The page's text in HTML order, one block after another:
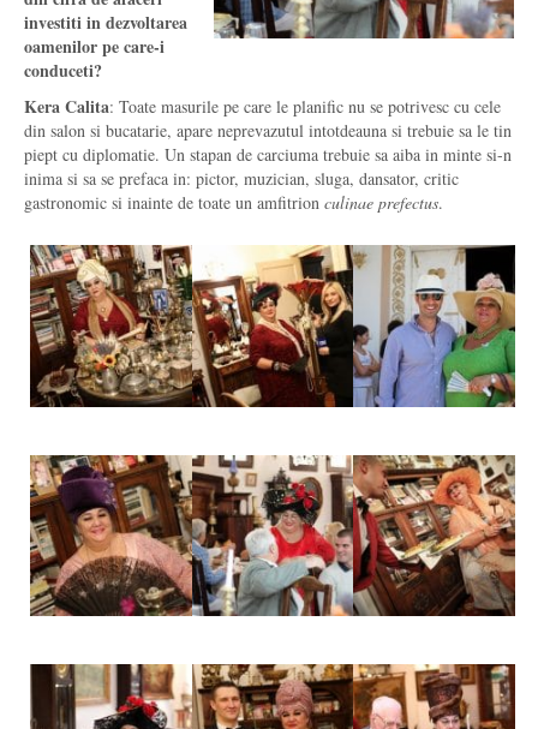
investiti in dezvoltarea
oamenilor pe care-i
conduceti?
Kera Calita: Toate masurile pe care le planific nu se potrivesc cu cele
din salon si bucatarie, apare neprevazutul intotdeauna si trebuie sa le tin
piept cu diplomatie. Un stapan de carciuma trebuie sa aiba in minte si-n
inima si sa se prefaca in: pictor, muzician, sluga, dansator, critic
gastronomic si inainte de toate un amfitrion culinae prefectus.